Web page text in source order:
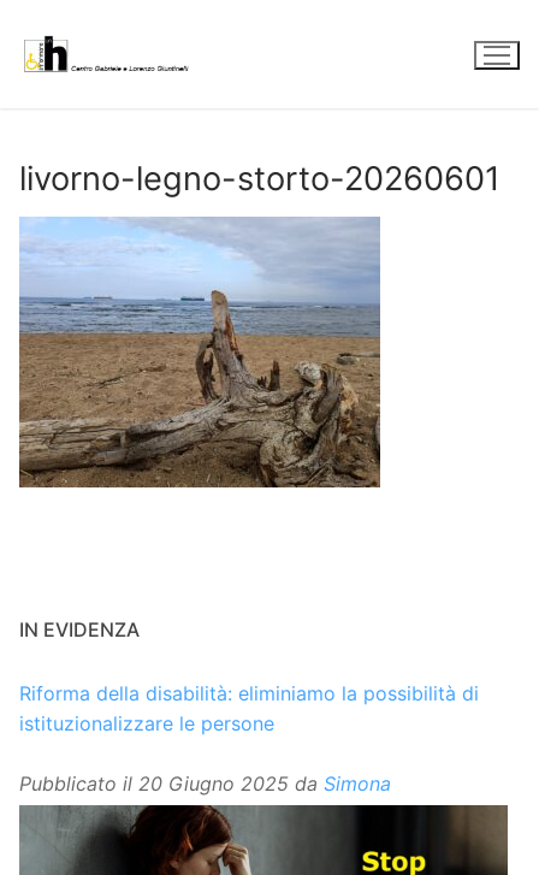
contenuto
livorno-legno-storto-20260601
IN EVIDENZA
Riforma della disabilità: eliminiamo la possibilità di
istituzionalizzare le persone
Pubblicato il 20 Giugno 2025 da Simona